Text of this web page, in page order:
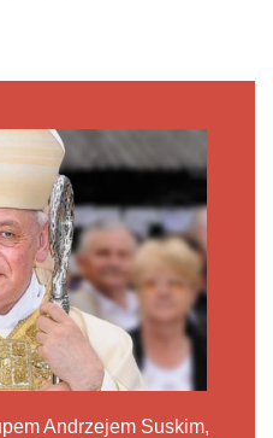
Andrzejem Suskim,